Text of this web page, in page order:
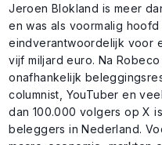
Jeroen Blokland is meer
en was als voormalig
eindverantwoordelijk voor
vijf miljard euro. Na
onafhankelijk
columnist, YouTuber en
dan 100.000 volgers op X
beleggers in Nederland.